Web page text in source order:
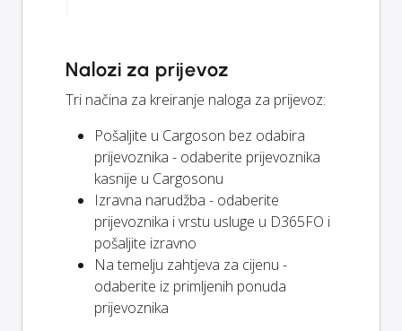
Nalozi za prijevoz
Tri načina za kreiranje naloga za prijevoz:
Pošaljite u Cargoson bez odabira
prijevoznika - odaberite prijevoznika
kasnije u Cargosonu
Izravna narudžba - odaberite
prijevoznika i vrstu usluge u D365FO i
pošaljite izravno
Na temelju zahtjeva za cijenu -
odaberite iz primljenih ponuda
prijevoznika